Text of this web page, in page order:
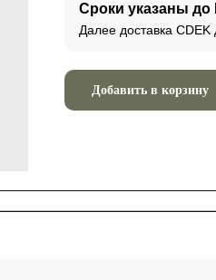
Сроки указаны
Далее доставка CDEK
Добавить в корзину